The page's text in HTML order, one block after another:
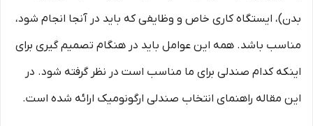
بدن)، ایستگاه کاری خاص و وظایفی که باید در آنجا انجام شود،
مناسب باشد. همه این عوامل باید در هنگام تصمیم گیری برای
اینکه کدام صندلی برای ما مناسب است در نظر گرفته شود. در
این مقاله راهنمای انتخاب صندلی ارگونومیک ارائه شده است.